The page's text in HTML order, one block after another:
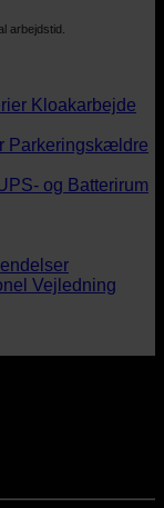
arbejdstid.
Kloakarbejde
Parkeringskældre
og Batterirum
Vejledning